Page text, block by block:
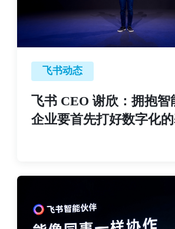
飞书动态
飞书 CEO 谢欣：拥抱智
企业要首先打好数字化